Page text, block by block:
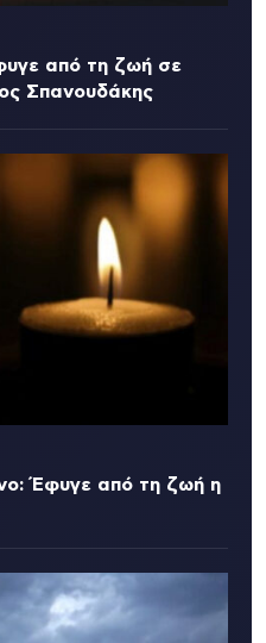
από τη ζωή σε
Σπανουδάκης
Έφυγε από τη ζωή η